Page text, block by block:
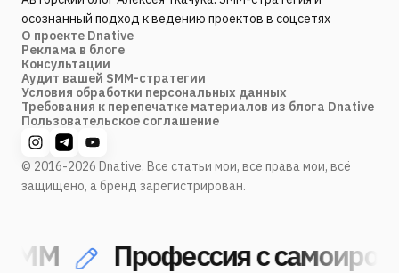
осознанный подход к ведению проектов в соцсетях
О проекте Dnative
Реклама в блоге
Консультации
Аудит вашей SMM-стратегии
Условия обработки персональных данных
Требования к перепечатке материалов из блога Dnative
Пользовательское соглашение
© 2016-2026 Dnative. Все статьи мои, все права мои, всё
защищено, а бренд зарегистрирован.
Профессия с